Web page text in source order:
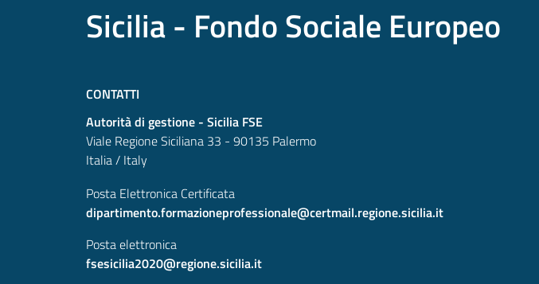
Sicilia - Fondo Sociale Europeo
CONTATTI
Autorità di gestione - Sicilia FSE
Viale Regione Siciliana 33 - 90135 Palermo
Italia / Italy
Posta Elettronica Certificata
dipartimento.formazioneprofessionale@certmail.regione.sicilia.it
Posta elettronica
fsesicilia2020@regione.sicilia.it